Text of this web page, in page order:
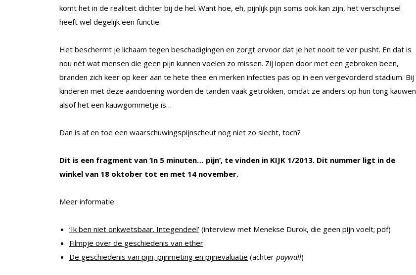
komt het in de realiteit dichter bij de hel. Want hoe, eh, pijnlijk pijn soms ook kan zijn, het verschijnsel
heeft wel degelijk een functie.
Het beschermt je lichaam tegen beschadigingen en zorgt ervoor dat je het nooit te ver pusht. En dat is
nou nét wat mensen die geen pijn kunnen voelen zo missen. Zij lopen door met een gebroken been,
branden zich keer op keer aan te hete thee en merken infecties pas op in een vergevorderd stadium. Bij
kinderen met deze aandoening worden de tanden vaak getrokken, omdat ze anders op hun tong kauwen
alsof het een kauwgommetje is…
Dan is af en toe een waarschuwingspijnscheut nog niet zo slecht, toch?
Dit is een fragment van ‘In 5 minuten… pijn’, te vinden in KIJK 1/2013. Dit nummer ligt in de
winkel van 18 oktober tot en met 14 november.
Meer informatie:
‘Ik ben niet onkwetsbaar. Integendeel’ (interview met Menekse Durok, die geen pijn voelt; pdf)
Filmpje over de geschiedenis van ether
De geschiedenis van pijn, pijnmeting en pijnevaluatie (achter paywall)